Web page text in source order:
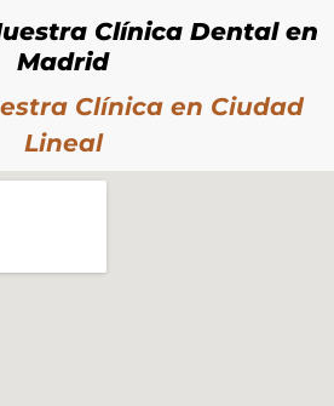
Clínica Dental en
Madrid
Clínica en Ciudad
Lineal